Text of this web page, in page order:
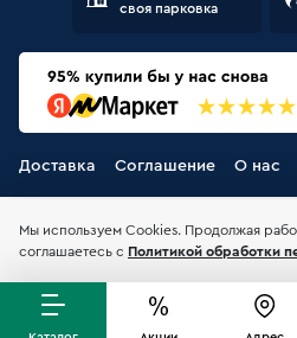
своя парковка
Доставка Соглашение О нас
Мы используем Cookies. Продолжая
соглашаетесь с Политикой обработки